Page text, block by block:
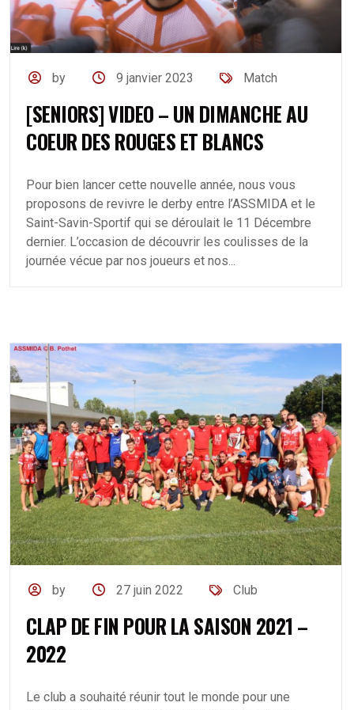
by 9 janvier 2023 Match
[SENIORS] VIDEO – UN DIMANCHE AU
COEUR DES ROUGES ET BLANCS
Pour bien lancer cette nouvelle année, nous vous
proposons de revivre le derby entre l’ASSMIDA et le
Saint-Savin-Sportif qui se déroulait le 11 Décembre
dernier. L’occasion de découvrir les coulisses de la
journée vécue par nos joueurs et nos...
by 27 juin 2022 Club
CLAP DE FIN POUR LA SAISON 2021 –
2022
Le club a souhaité réunir tout le monde pour une